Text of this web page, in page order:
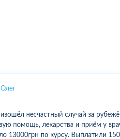
Олег
несчастный случай за
помощь, лекарства и приём у
13000грн по курсу. Выплатили